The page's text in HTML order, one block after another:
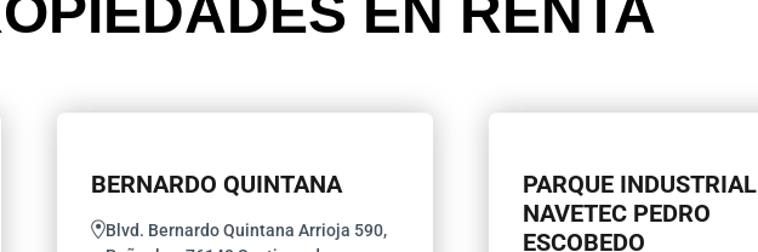
EN RENTA
BERNARDO QUINTANA
Blvd. Bernardo Quintana Arrioja 590,
PARQUE INDUSTRIAL
NAVETEC PEDRO
ESCOBEDO